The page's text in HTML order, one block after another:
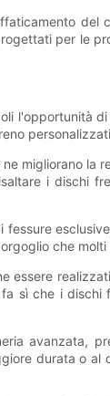
per le
l'opportunità
migliorano
i dischi
che
sì che i
avanzata,
durata o